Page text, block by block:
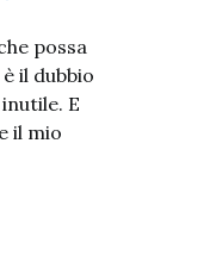
possa
il dubbio
E
il mio